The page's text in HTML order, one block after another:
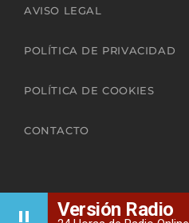
pause Versión Radio
AVISO LEGAL
POLÍTICA DE PRIVACIDAD
POLÍTICA DE COOKIES
CONTACTO